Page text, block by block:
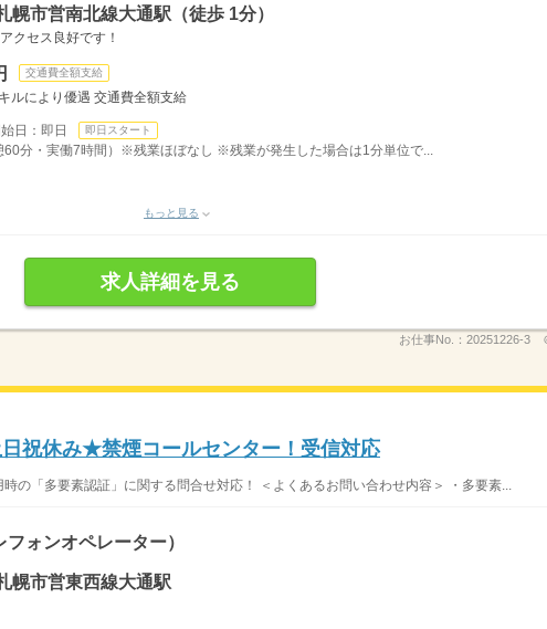
幌市営南北線大通駅（徒歩 1分）
クセス良好です！
交通費全額支給
ルにより優遇 交通費全額支給
日：即日 即日スタート
60分・実働7時間）※残業ほぼなし ※残業が発生した場合は1分単位で...
もっと見る
求人詳細を見る
お仕事No.： 20251226-3
祝休み★禁煙コールセンター！受信対応
の「多要素認証」に関する問合せ対応！ ＜よくあるお問い合わせ内容＞ ・多要素...
ォンオペレーター）
幌市営東西線大通駅